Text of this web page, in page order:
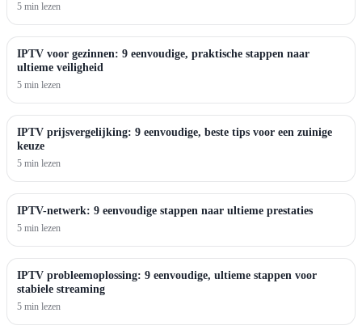
5 min lezen
IPTV voor gezinnen: 9 eenvoudige, praktische stappen naar
ultieme veiligheid
5 min lezen
IPTV prijsvergelijking: 9 eenvoudige, beste tips voor een zuinige
keuze
5 min lezen
IPTV-netwerk: 9 eenvoudige stappen naar ultieme prestaties
5 min lezen
IPTV probleemoplossing: 9 eenvoudige, ultieme stappen voor
stabiele streaming
5 min lezen